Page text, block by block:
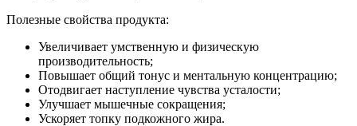
Полезные свойства продукта:
Увеличивает умственную и физическую
производительность;
Повышает общий тонус и ментальную концентрацию;
Отодвигает наступление чувства усталости;
Улучшает мышечные сокращения;
Ускоряет топку подкожного жира.